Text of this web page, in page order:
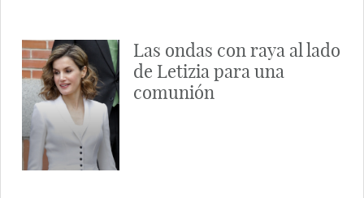
Las ondas con raya al lado
de Letizia para una
comunión